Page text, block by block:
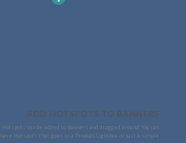
ADD HOTSPOTS TO BANNERS
Hotspots can be added to banners and dragged around. You can
have Hotspots that goes to a Product Lightbox or just a simple